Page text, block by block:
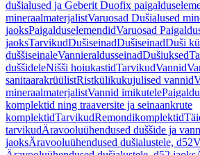
dušialused ja Geberit Duofix
mineraalmaterjalistVaruosad Dušialused
jaoksPaigalduselemendidVaruosad
jaoksTarvikudDušiseinadDušiseinadDuši
duššiseinaleVannieraldusseinadDušiuksed
duššideleNišši hoiukastidTarvikudVannid
sanitaarakrüülistRistkülikukujulised vannid
mineraalmaterjalistVannid imikutele
komplektid ning traaversite ja seinaankrute
komplektidTarvikudRemondikomplektid
tarvikudÄravooluühendused duššide ja
jaoksÄravooluühendused dušialustele, d52